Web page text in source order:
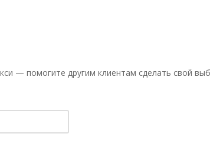
— помогите другим клиентам сделать свой